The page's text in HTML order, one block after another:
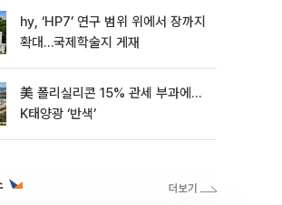
hy, ‘HP7’ 연구 범위 위에서 장까지
확대…국제학술지 게재
美 폴리실리콘 15% 관세 부과에…
K태양광 ‘반색’